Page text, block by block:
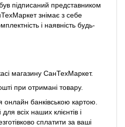
підписаний представником
знімає з себе
і наявність будь-
магазину СанТехМаркет.
при отримані товару.
банківською картою.
всіх наших клієнтів і
сплатити за ваші